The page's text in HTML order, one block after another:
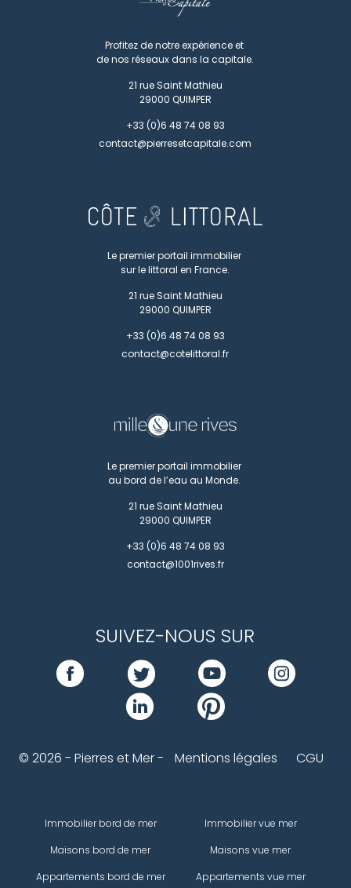
Profitez de notre expérience et
de nos réseaux dans la capitale.
21 rue Saint Mathieu
29000 QUIMPER
+33 (0)6 48 74 08 93
contact@pierresetcapitale.com
Le premier portail immobilier
sur le littoral en France.
21 rue Saint Mathieu
29000 QUIMPER
+33 (0)6 48 74 08 93
contact@cotelittoral.fr
Le premier portail immobilier
au bord de l’eau au Monde.
21 rue Saint Mathieu
29000 QUIMPER
+33 (0)6 48 74 08 93
contact@1001rives.fr
SUIVEZ-NOUS SUR
© 2026 - Pierres et Mer - Mentions légales CGU
Immobilier bord de mer
Maisons bord de mer
Appartements bord de mer
Immobilier vue mer
Maisons vue mer
Appartements vue mer